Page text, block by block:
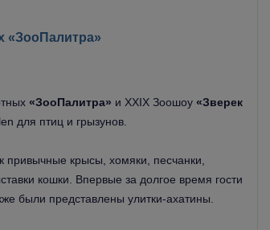
«ЗооПалитра»
«ЗооПалитра» и XXIX Зоошоу «Зверек
для птиц и грызунов.
привычные крысы, хомяки, песчанки,
кошки. Впервые за долгое время гости
были представлены улитки-ахатины.